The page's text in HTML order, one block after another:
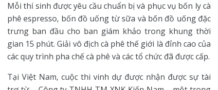
Mỗi thí sinh được yêu cầu chuẩn bị và phục vụ bốn ly cà
phê espresso, bốn đồ uống từ sữa và bốn đồ uống đặc
trưng ban đầu cho ban giám khảo trong khung thời
gian 15 phút. Giải vô địch cà phê thế giới là đỉnh cao của
các quy trình pha chế cà phê và các tổ chức đã được cấp.
Tại Việt Nam, cuộc thi vinh dự được nhận được sự tài